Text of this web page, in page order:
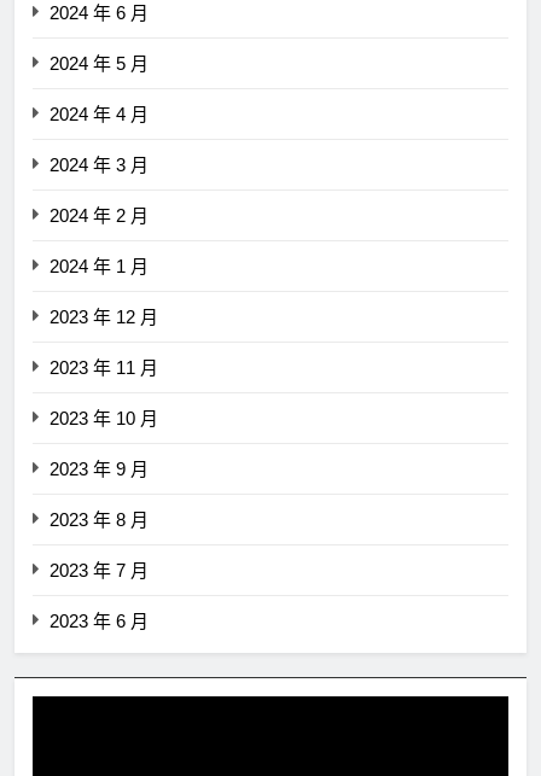
2024 年 6 月
2024 年 5 月
2024 年 4 月
2024 年 3 月
2024 年 2 月
2024 年 1 月
2023 年 12 月
2023 年 11 月
2023 年 10 月
2023 年 9 月
2023 年 8 月
2023 年 7 月
2023 年 6 月